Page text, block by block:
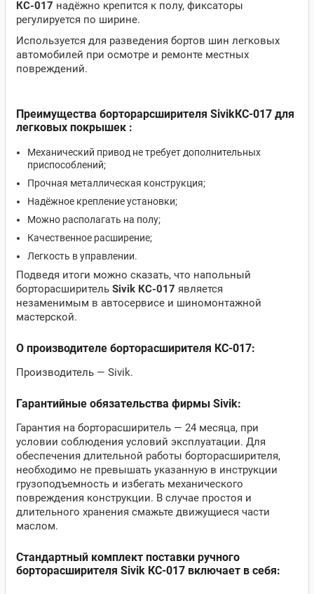
КС-017 надёжно крепится к полу, фиксаторы
регулируется по ширине.
Используется для разведения бортов шин легковых
автомобилей при осмотре и ремонте местных
повреждений.
Преимущества борторарсширителя SivikКС-017 для
легковых покрышек :
Механический привод не требует дополнительных
приспособлений;
Прочная металлическая конструкция;
Надёжное крепление установки;
Можно располагать на полу;
Качественное расширение;
Легкость в управлении.
Подведя итоги можно сказать, что напольный
борторасширитель Sivik КС-017 является
незаменимым в автосервисе и шиномонтажной
мастерской.
О производителе борторасширителя КС-017:
Производитель — Sivik.
Гарантийные обязательства фирмы Sivik:
Гарантия на борторасширитель — 24 месяца, при
условии соблюдения условий эксплуатации. Для
обеспечения длительной работы борторасширителя,
необходимо не превышать указанную в инструкции
грузоподъемность и избегать механического
повреждения конструкции. В случае простоя и
длительного хранения смажьте движущиеся части
маслом.
Стандартный комплект поставки ручного
борторасширителя Sivik КС-017 включает в себя: